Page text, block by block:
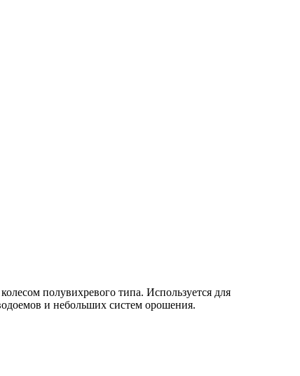
полувихревого типа. Используется для
и небольших систем орошения.